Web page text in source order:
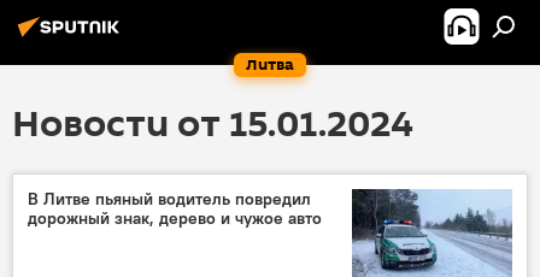
Литва
Новости от 15.01.2024
В Литве пьяный водитель повредил
дорожный знак, дерево и чужое авто